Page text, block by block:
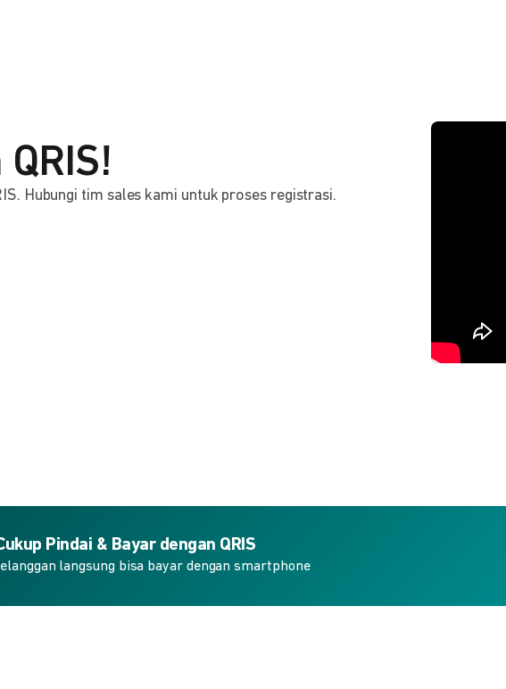
Hubungi tim sales kami untuk proses registrasi.
Pindai & Bayar dengan QRIS
langsung bisa bayar dengan smartphone